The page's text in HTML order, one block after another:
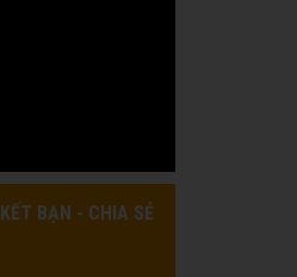
KẾT BẠN - CHIA SẺ